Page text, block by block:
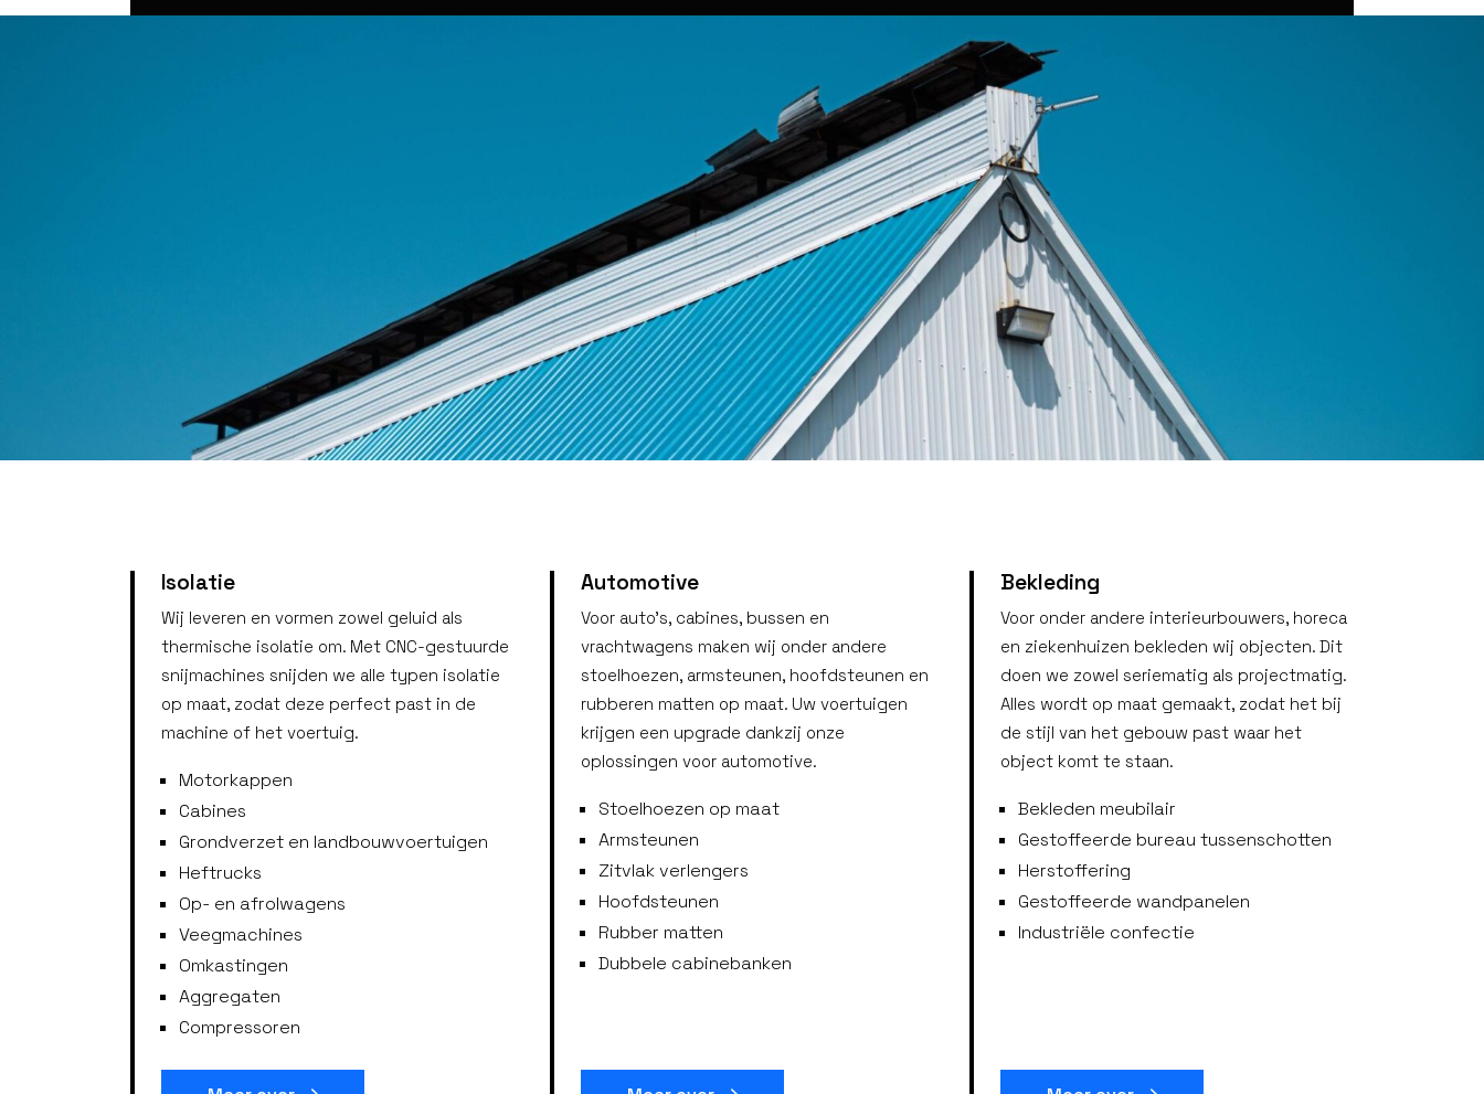
Isolatie
Wij leveren en vormen zowel geluid als
thermische isolatie om. Met CNC-gestuurde
snijmachines snijden we alle typen isolatie
op maat, zodat deze perfect past in de
machine of het voertuig.
Motorkappen
Cabines
Grondverzet en landbouwvoertuigen
Heftrucks
Op- en afrolwagens
Veegmachines
Omkastingen
Aggregaten
Compressoren
Automotive
Voor auto’s, cabines, bussen en
vrachtwagens maken wij onder andere
stoelhoezen, armsteunen, hoofdsteunen en
rubberen matten op maat. Uw voertuigen
krijgen een upgrade dankzij onze
oplossingen voor automotive.
Stoelhoezen op maat
Armsteunen
Zitvlak verlengers
Hoofdsteunen
Rubber matten
Dubbele cabinebanken
Bekleding
Voor onder andere interieurbouwers, horeca
en ziekenhuizen bekleden wij objecten. Dit
doen we zowel seriematig als projectmatig.
Alles wordt op maat gemaakt, zodat het bij
de stijl van het gebouw past waar het
object komt te staan.
Bekleden meubilair
Gestoffeerde bureau tussenschotten
Herstoffering
Gestoffeerde wandpanelen
Industriële confectie